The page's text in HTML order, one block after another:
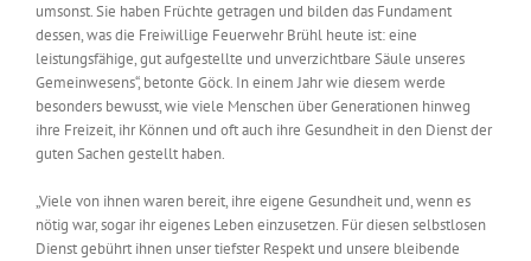
umsonst. Sie haben Früchte getragen und bilden das Fundament
dessen, was die Freiwillige Feuerwehr Brühl heute ist: eine
leistungsfähige, gut aufgestellte und unverzichtbare Säule unseres
Gemeinwesens“, betonte Göck. In einem Jahr wie diesem werde
besonders bewusst, wie viele Menschen über Generationen hinweg
ihre Freizeit, ihr Können und oft auch ihre Gesundheit in den Dienst der
guten Sachen gestellt haben.
„Viele von ihnen waren bereit, ihre eigene Gesundheit und, wenn es
nötig war, sogar ihr eigenes Leben einzusetzen. Für diesen selbstlosen
Dienst gebührt ihnen unser tiefster Respekt und unsere bleibende